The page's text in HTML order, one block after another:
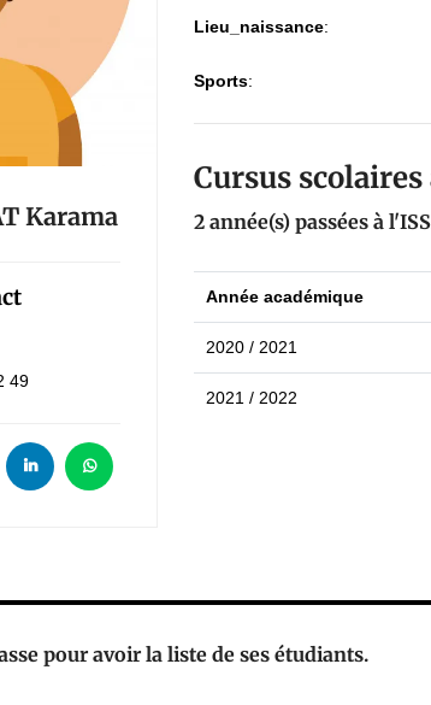
Karama
49
Lieu_naissance:
Sports:
Cursus scolaires
2 année(s) passées à
Année académique
2020 / 2021
2021 / 2022
pour avoir la liste de ses étudiants.